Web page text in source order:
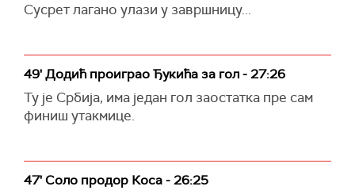
Сусрет лагано улази у завршницу...
49' Додић проиграо Ђукића за гол - 27:26
Ту је Србија, има један гол заостатка пре сам
финиш утакмице.
47' Соло продор Коса - 26:25